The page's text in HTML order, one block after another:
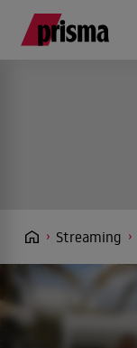
Streaming